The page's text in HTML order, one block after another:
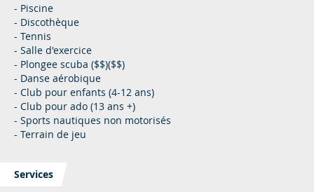
- Piscine
- Discothèque
- Tennis
- Salle d'exercice
- Plongee scuba ($$)($$)
- Danse aérobique
- Club pour enfants (4-12 ans)
- Club pour ado (13 ans +)
- Sports nautiques non motorisés
- Terrain de jeu
Services